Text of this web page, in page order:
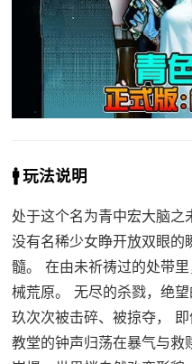
🚹 玩法说明
处于这个名为青中宏大脑
没有名稀少女睁开放双眼的
髓。 在由未祈祷过的处带
械荒原。 无尽的杀戮，绝
玖次次被击碎、被掠夺， 即
教堂的钟声归荡在暴气与救